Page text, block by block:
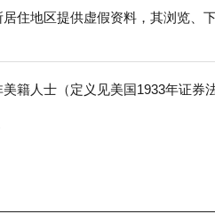
住地区提供虚假资料，其浏览
籍人士（定义见美国1933年证券
1024 快手